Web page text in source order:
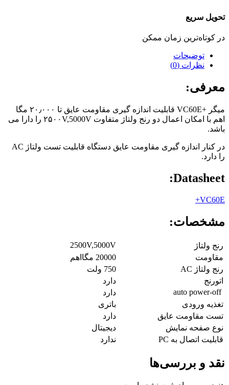
تحویل سریع
در کوتاه‌ترین زمان ممکن
توضیحات
نظرات (0)
معرفی:
میگر +VC60E قابلیت اندازه گیری مقاومت عایق تا ۲۰٫۰۰۰ مگا
اهم با امکان اعمال دو رنج ولتاژ متفاوت ۲۵۰۰V,5000V را دارا می
باشد.
را دارد.
Datasheet:
VC60E+
مشخصات:
رنج ولتاژ
2500V,5000V
مقاومت
20000 مگااهم
رنج ولتاژ AC
750 ولت
اتورنج
دارد
auto power-off
دارد
تغذیه ورودی
باتری
تست مقاومت عایق
دارد
نوع صفحه نمایش
دیجیتال
قابلیت اتصال به PC
ندارد
نقد و بررسی‌ها